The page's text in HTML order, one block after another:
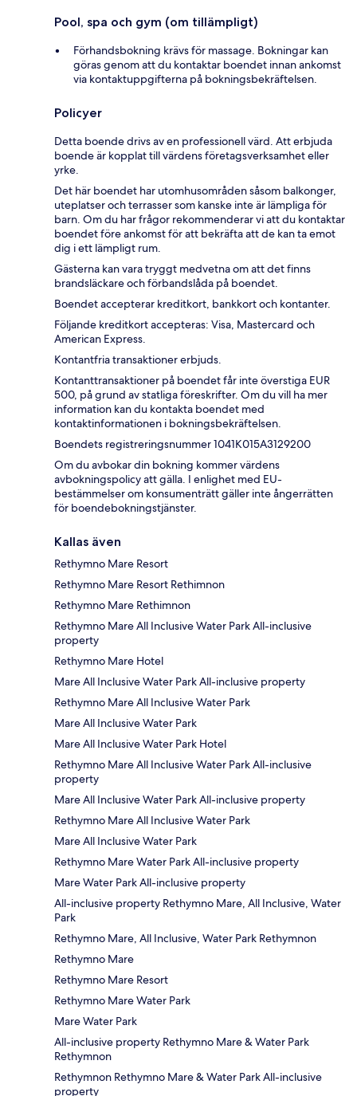
Pool, spa och gym (om tillämpligt)
Förhandsbokning krävs för massage. Bokningar kan
göras genom att du kontaktar boendet innan ankomst
via kontaktuppgifterna på bokningsbekräftelsen.
Policyer
Detta boende drivs av en professionell värd. Att erbjuda
boende är kopplat till värdens företagsverksamhet eller
yrke.
Det här boendet har utomhusområden såsom balkonger,
uteplatser och terrasser som kanske inte är lämpliga för
barn. Om du har frågor rekommenderar vi att du kontaktar
boendet före ankomst för att bekräfta att de kan ta emot
dig i ett lämpligt rum.
Gästerna kan vara tryggt medvetna om att det finns
brandsläckare och förbandslåda på boendet.
Boendet accepterar kreditkort, bankkort och kontanter.
Följande kreditkort accepteras: Visa, Mastercard och
American Express.
Kontantfria transaktioner erbjuds.
Kontanttransaktioner på boendet får inte överstiga EUR
500, på grund av statliga föreskrifter. Om du vill ha mer
information kan du kontakta boendet med
kontaktinformationen i bokningsbekräftelsen.
Boendets registreringsnummer 1041K015A3129200
Om du avbokar din bokning kommer värdens
avbokningspolicy att gälla. I enlighet med EU-
bestämmelser om konsumenträtt gäller inte ångerrätten
för boendebokningstjänster.
Kallas även
Rethymno Mare Resort
Rethymno Mare Resort Rethimnon
Rethymno Mare Rethimnon
Rethymno Mare All Inclusive Water Park All-inclusive
property
Rethymno Mare Hotel
Mare All Inclusive Water Park All-inclusive property
Rethymno Mare All Inclusive Water Park
Mare All Inclusive Water Park
Mare All Inclusive Water Park Hotel
Rethymno Mare All Inclusive Water Park All-inclusive
property
Mare All Inclusive Water Park All-inclusive property
Rethymno Mare All Inclusive Water Park
Mare All Inclusive Water Park
Rethymno Mare Water Park All-inclusive property
Mare Water Park All-inclusive property
All-inclusive property Rethymno Mare, All Inclusive, Water
Park
Rethymno Mare, All Inclusive, Water Park Rethymnon
Rethymno Mare
Rethymno Mare Resort
Rethymno Mare Water Park
Mare Water Park
All-inclusive property Rethymno Mare & Water Park
Rethymnon
Rethymnon Rethymno Mare & Water Park All-inclusive
property